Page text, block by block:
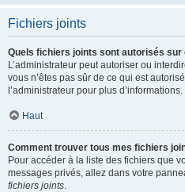
Fichiers joints
Quels fichiers joints sont autorisés sur
L’administrateur peut autoriser ou
vous n’êtes pas sûr de ce qui est
l’administrateur pour plus d’informations.
Haut
Comment trouver tous mes fichiers
Pour accéder à la liste des fichiers que
messages privés, allez dans votre
fichiers joints.